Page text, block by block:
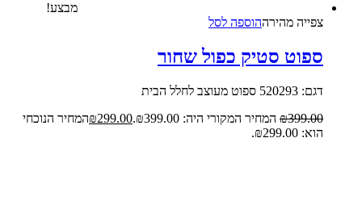
מבצע!
צפייה‬ ‫מהירה‬הוספה לסל
ספוט סטיק כפול שחור
דגם: 520293 ספוט מעוצב לחלל הבית
₪399.00 המחיר המקורי היה: ₪399.00. ₪299.00
המחיר הנוכחי
הוא: ₪299.00.